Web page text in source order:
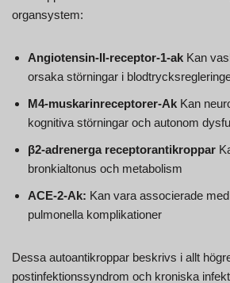
organsystem:
Angiotensin-II-receptor-1-ak Kan
orsaka störningar i
M4-muskarinreceptorer-Ak Kan
kognitiva störningar och autonom
β2-adrenerga receptorantikroppar
bronkialtonus och metabolism
ACE-2-Ak: Kan vara associerade
pulmonella komplikationer
Dessa autoantikroppar beskrivs i allt
postinfektionssyndrom och kroniska